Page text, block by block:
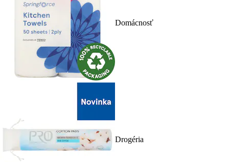
Domácnosť
Drogéria